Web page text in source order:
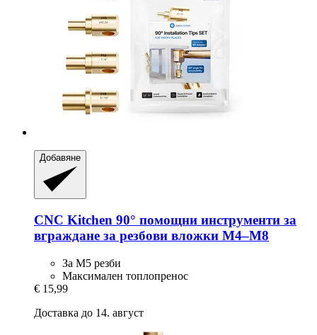
Добавяне
CNC Kitchen 90° помощни инструменти за
вграждане за резбови вложки M4–M8
За M5 резби
Максимален топлопренос
€ 15,99
Доставка до 14. август